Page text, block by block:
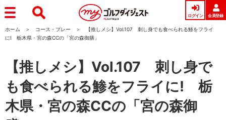
ログイン 会員登録
ホーム コース・プレー
【推しメシ】Vol.107 刺し身でも食べられる鯵をフライ
に! 栃木県・宮の森CCの「宮の森御膳」
【推しメシ】Vol.107 刺し身で
も食べられる鯵をフライに! 栃
木県・宮の森CCの「宮の森御